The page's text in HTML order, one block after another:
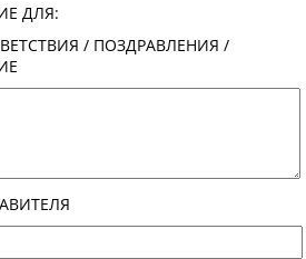
Валерий
У ПЕРСОН ИЗ МИРА
ДЛЯ:
/ ПОЗДРАВЛЕНИЯ /